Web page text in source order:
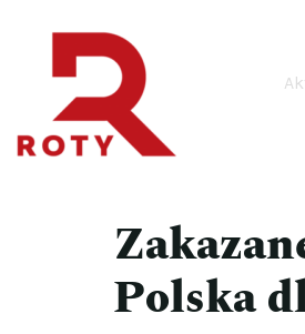
Polska